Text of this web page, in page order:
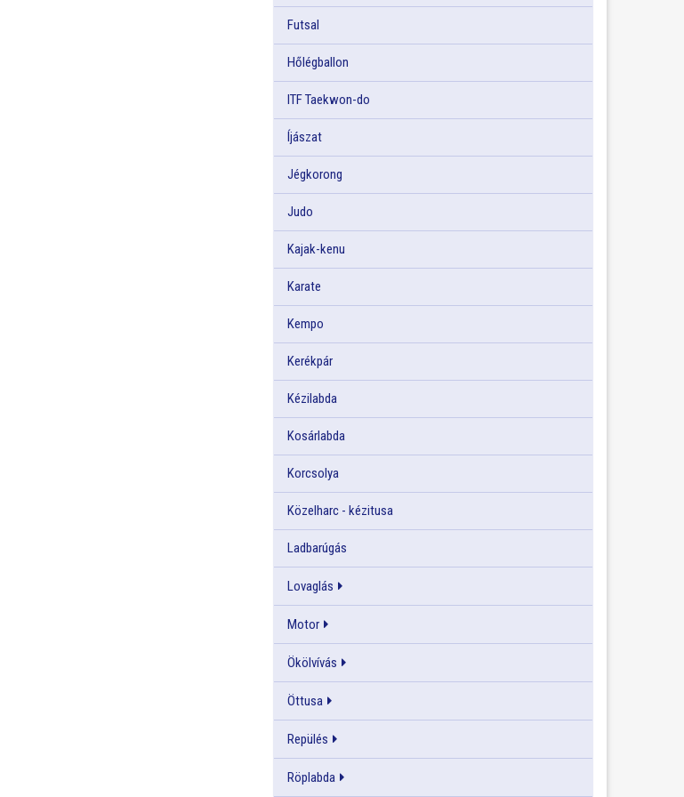
Futsal
Hőlégballon
ITF Taekwon-do
Íjászat
Jégkorong
Judo
Kajak-kenu
Karate
Kempo
Kerékpár
Kézilabda
Kosárlabda
Korcsolya
Közelharc - kézitusa
Ladbarúgás
Lovaglás
Motor
Ökölvívás
Öttusa
Repülés
Röplabda